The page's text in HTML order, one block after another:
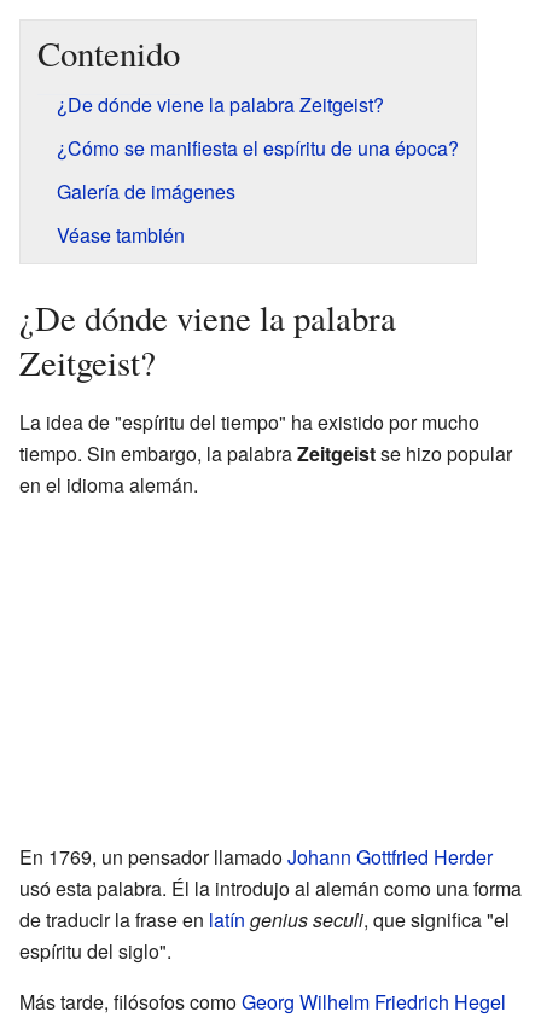
Contenido
¿De dónde viene la palabra Zeitgeist?
¿Cómo se manifiesta el espíritu de una época?
Galería de imágenes
Véase también
¿De dónde viene la palabra
Zeitgeist?
La idea de "espíritu del tiempo" ha existido por mucho
tiempo. Sin embargo, la palabraZeitgeistse hizo popular
en el idioma alemán.
En 1769, un pensador llamadoJohann Gottfried Herder
usó esta palabra. Él la introdujo al alemán como una forma
de traducir la frase en latín genius seculi, que significa "el
espíritu del siglo".
Más tarde, filósofos comoGeorg Wilhelm Friedrich Hegel